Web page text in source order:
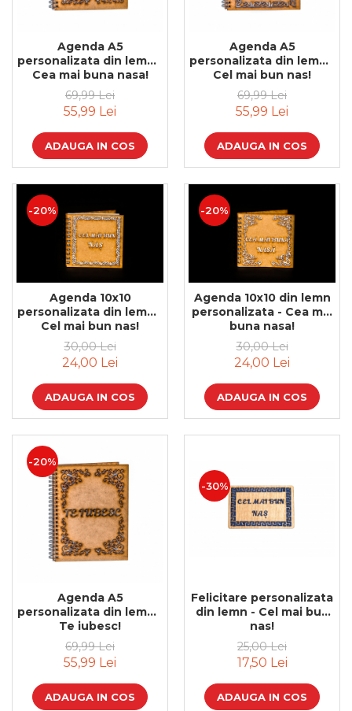
Tablouri personalizate
IQ Puzzle
Diplome si Plachete
Felicitari din lemn
Felicitari pentru cei dragi
Felicitari cu model
Rame foto din lemn
Camion din lemn
Aromaterapie
Papioane din lemn
Decoratiuni pentru casa
Genti si portofele barbati din
piele naturala
Cadouri de Paste
Produse personalizate pentru
nunti si botezuri
Cadouri personalizate pentru
cei dragi
Cadouri pentru profesori
Cadouri pentru parinti
Cadouri pentru EA
Cadouri pentru EL
Cadouri pentru mama
Cadouri pentru tata
Cadouri pentru cea mai buna
Cadouri personalizate pentru nasi
Agenda A5
personalizata din lemn -
Cea mai buna nasa!
69,99 Lei
55,99 Lei
ADAUGA IN COS
Agenda A5
personalizata din lemn -
Cel mai bun nas!
69,99 Lei
55,99 Lei
ADAUGA IN COS
-20%
Agenda 10x10
personalizata din lemn -
Cel mai bun nas!
30,00 Lei
24,00 Lei
ADAUGA IN COS
-20%
Agenda 10x10 din lemn
personalizata - Cea mai
buna nasa!
30,00 Lei
24,00 Lei
ADAUGA IN COS
-20%
Agenda A5
personalizata din lemn -
Te iubesc!
69,99 Lei
55,99 Lei
ADAUGA IN COS
-30%
Felicitare personalizata
din lemn - Cel mai bun
nas!
25,00 Lei
17,50 Lei
ADAUGA IN COS